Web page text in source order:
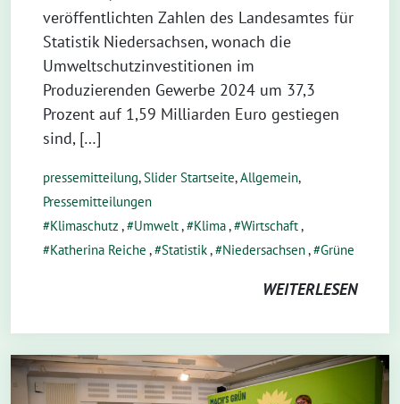
veröffentlichten Zahlen des Landesamtes für
Statistik Niedersachsen, wonach die
Umweltschutzinvestitionen im
Produzierenden Gewerbe 2024 um 37,3
Prozent auf 1,59 Milliarden Euro gestiegen
sind, […]
pressemitteilung,Slider Startseite,Allgemein,
Pressemitteilungen
Klimaschutz , Umwelt, Klima, Wirtschaft,
Katherina Reiche , Statistik, Niedersachsen, Grüne
WEITERLESEN